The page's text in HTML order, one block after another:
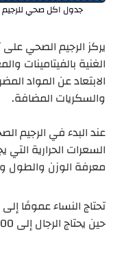
جدول اكل صحي للرجيم
يركز الرجيم الصحي
الغنية بالفيتامينات
الابتعاد عن المواد
والسكريات المضافة.
عند البدء في الرجيم
السعرات الحرارية
معرفة الوزن والطول
حين يحتاج الرجال إلى 2400-2800 سعرة حرارية.